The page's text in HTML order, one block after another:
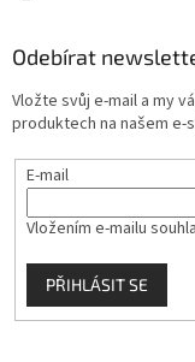
Odebírat
Vložte svůj e-mail a my
produktech na našem e-
E-mail
Vložením e-mailu
PŘIHLÁSIT SE